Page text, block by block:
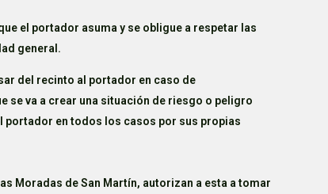
el portador asuma y se obligue a respetar las
general.
del recinto al portador en caso de
se va a crear una situación de riesgo o peligro
en todos los casos por sus propias
Moradas de San Martín, autorizan a esta a tomar